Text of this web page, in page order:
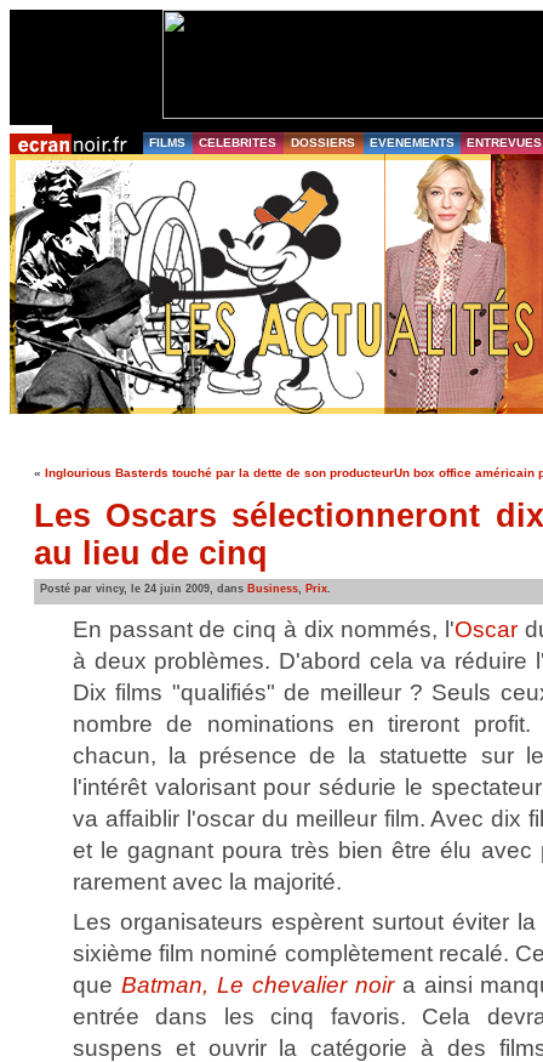
FILMS CELEBRITES DOSSIERS EVENEMENTS ENTREVUES
« Inglourious Basterds touché par la dette de son producteurUn box office américain
Les Oscars sélectionneront
au lieu de cinq
Posté par vincy, le 24 juin 2009, dans Business, Prix.
En passant de cinq à dix nommés, l'Oscar
à deux problèmes. D'abord cela va réduire
Dix films "qualifiés" de meilleur ? Seuls
nombre de nominations en tireront
chacun, la présence de la statuette sur
l'intérêt valorisant pour sédurie le
va affaiblir l'oscar du meilleur film. Avec dix
et le gagnant poura très bien être élu
rarement avec la majorité.
Les organisateurs espèrent surtout éviter
sixième film nominé complètement recalé.
que Batman, Le chevalier noira ainsi
entrée dans les cinq favoris. Cela
suspens et ouvrir la catégorie à des